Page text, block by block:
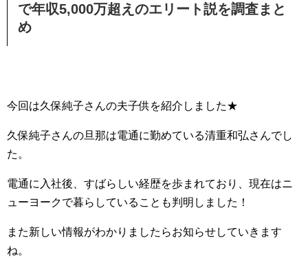
で年収5,000万超えのエリート説を調査まと
め
今回は久保純子さんの夫子供を紹介しました★
久保純子さんの旦那は電通に勤めている清重和弘さんでし
た。
電通に入社後、すばらしい経歴を歩まれており、現在はニ
ューヨークで暮らしていることも判明しました！
また新しい情報がわかりましたらお知らせしていきます
ね。